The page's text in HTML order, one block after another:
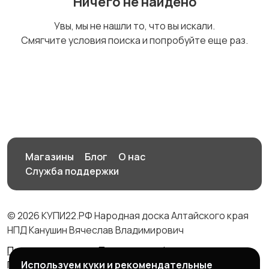
запчастиУвы, мы не нашли то, что вы искали.
Смягчите условия поиска и попробуйте еще раз.
Магазины Блог
О нас
Служба поддержки
© 2026 КУПИ22.РФ Народная доска Алтайского края
НПД Канушин Вячеслав Владимирович
Правила сервиса
Политика конфиденциальности
Политика использования cookie
Используем куки и рекомендательные